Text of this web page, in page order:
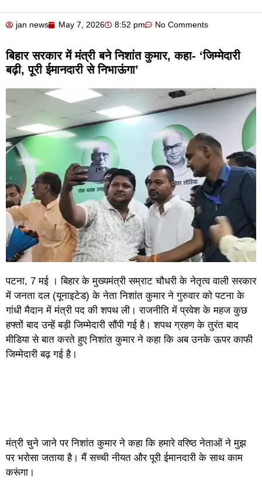
jan news May 7, 2026 8:52 pm No Comments
बिहार सरकार में मंत्री बने निशांत कुमार, कहा- ‘जिम्मेदारी
बढ़ी, पूरी ईमानदारी से निभाऊंगा’
पटना, 7 मई । बिहार के मुख्यमंत्री सम्राट चौधरी के नेतृत्व वाली सरकार
में जनता दल (यूनाइटेड) के नेता निशांत कुमार ने गुरुवार को पटना के
गांधी मैदान में मंत्री पद की शपथ ली। राजनीति में प्रवेश के महज कुछ
हफ्तों बाद उन्हें बड़ी जिम्मेदारी सौंपी गई है। शपथ ग्रहण के तुरंत बाद
मीडिया से बात करते हुए निशांत कुमार ने कहा कि अब उनके ऊपर काफी
जिम्मेदारी बढ़ गई है।
मंत्री चुने जाने पर निशांत कुमार ने कहा कि हमारे वरिष्ठ नेताओं ने मुझ
पर भरोसा जताया है। मैं सच्ची नीयत और पूरी ईमानदारी के साथ काम
करूंगा।